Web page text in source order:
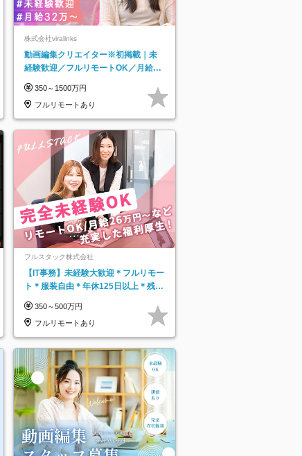
株式会社viralinks
動画編集クリエイター※初掲載｜未
経験歓迎／フルリモートOK／月給32
350～1500万円
フルリモートあり
フルスタック株式会社
【IT事務】未経験大歓迎＊フルリモー
ト＊服装自由＊年休125日以上＊残業
350～500万円
フルリモートあり